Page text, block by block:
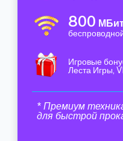
800
Игровые
Леста Игры,
* Премиум
для быстрой